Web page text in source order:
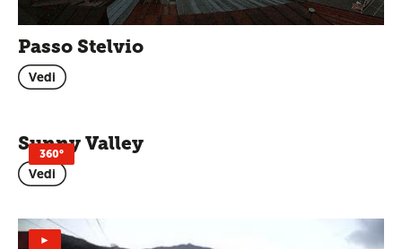
Passo Stelvio
Vedi
360°
Sunny Valley
Vedi
►